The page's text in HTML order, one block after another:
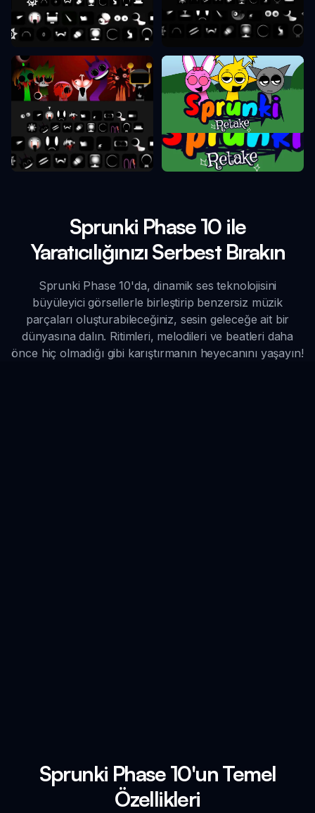
Sprunki Phase 8 Sprunki Phase 9
Sprunki Phase 10 Sprunki Retake
Sprunki Phase 10 ile
Yaratıcılığınızı Serbest Bırakın
Sprunki Phase 10'da, dinamik ses teknolojisini
büyüleyici görsellerle birleştirip benzersiz müzik
parçaları oluşturabileceğiniz, sesin geleceğe ait bir
dünyasına dalın. Ritimleri, melodileri ve beatleri daha
önce hiç olmadığı gibi karıştırmanın heyecanını yaşayın!
Sprunki Phase 10'un Temel
Özellikleri